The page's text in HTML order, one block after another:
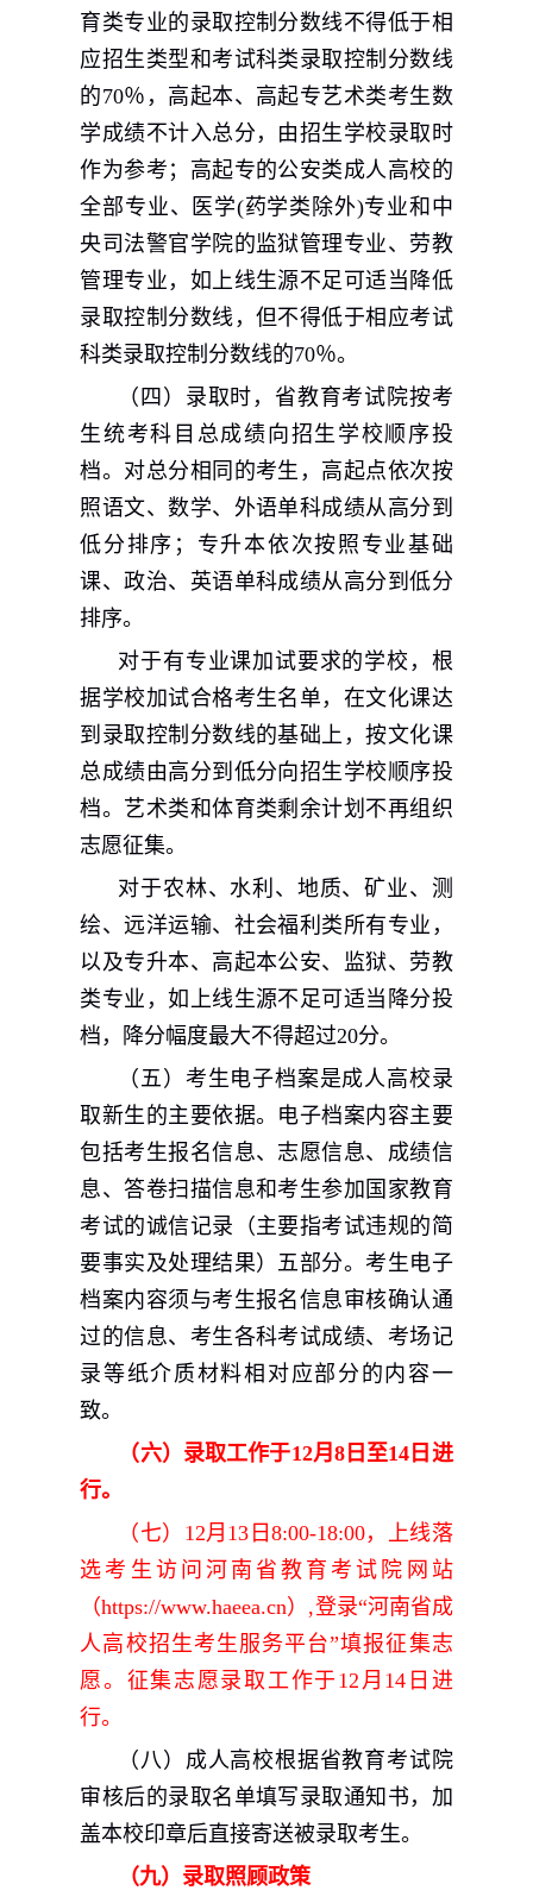
育类专业的录取控制分数线不得低于相
应招生类型和考试科类录取控制分数线
的70％，高起本、高起专艺术类考生数
学成绩不计入总分，由招生学校录取时
作为参考；高起专的公安类成人高校的
全部专业、医学(药学类除外)专业和中
央司法警官学院的监狱管理专业、劳教
管理专业，如上线生源不足可适当降低
录取控制分数线，但不得低于相应考试
科类录取控制分数线的70％。
（四）录取时，省教育考试院按考
生统考科目总成绩向招生学校顺序投
档。对总分相同的考生，高起点依次按
照语文、数学、外语单科成绩从高分到
低分排序；专升本依次按照专业基础
课、政治、英语单科成绩从高分到低分
排序。
对于有专业课加试要求的学校，根
据学校加试合格考生名单，在文化课达
到录取控制分数线的基础上，按文化课
总成绩由高分到低分向招生学校顺序投
档。艺术类和体育类剩余计划不再组织
志愿征集。
对于农林、水利、地质、矿业、测
绘、远洋运输、社会福利类所有专业，
以及专升本、高起本公安、监狱、劳教
类专业，如上线生源不足可适当降分投
档，降分幅度最大不得超过20分。
（五）考生电子档案是成人高校录
取新生的主要依据。电子档案内容主要
包括考生报名信息、志愿信息、成绩信
息、答卷扫描信息和考生参加国家教育
考试的诚信记录（主要指考试违规的简
要事实及处理结果）五部分。考生电子
档案内容须与考生报名信息审核确认通
过的信息、考生各科考试成绩、考场记
录等纸介质材料相对应部分的内容一
致。
（六）录取工作于12月 8日至14 日进
行。
（七） 12月 13 日8:00-18:00，上线落
选考生访问河南省教育考试院网站
（https://www.haeea.cn） ,登录“河南省成
人高校招生考生服务平台”填报征集志
愿。征集志愿录取工作于 12 月 14 日进
行。
（八）成人高校根据省教育考试院
审核后的录取名单填写录取通知书，加
盖本校印章后直接寄送被录取考生。
（九）录取照顾政策